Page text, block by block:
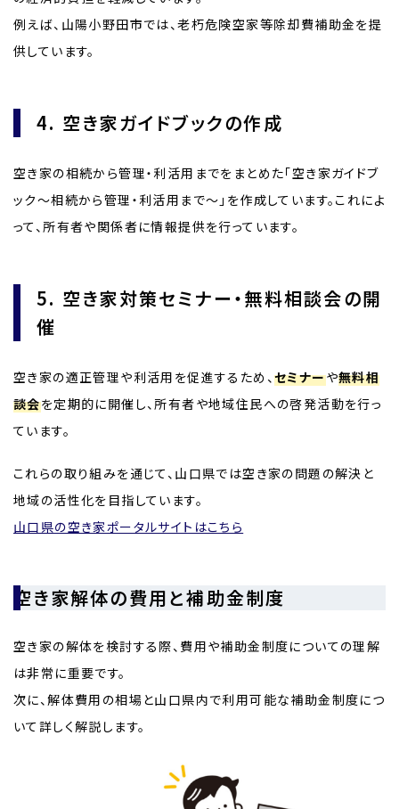
例えば、山陽小野田市では、老朽危険空家等除却費補助金を提
供しています。
4. 空き家ガイドブックの作成
空き家の相続から管理・利活用までをまとめた「空き家ガイドブ
ック～相続から管理・利活用まで～」を作成しています。これによ
って、所有者や関係者に情報提供を行っています。
5. 空き家対策セミナー・無料相談会の開
催
空き家の適正管理や利活用を促進するため、セミナーや無料相
談会を定期的に開催し、所有者や地域住民への啓発活動を行っ
ています。
これらの取り組みを通じて、山口県では空き家の問題の解決と
地域の活性化を目指しています。
山口県の空き家ポータルサイトはこちら
空き家解体の費用と補助金制度
空き家の解体を検討する際、費用や補助金制度についての理解
は非常に重要です。
次に、解体費用の相場と山口県内で利用可能な補助金制度につ
いて詳しく解説します。